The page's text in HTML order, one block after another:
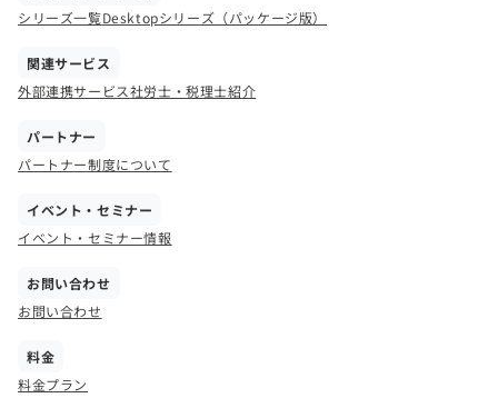
シリーズ一覧Desktopシリーズ（パッケージ版）
関連サービス
外部連携サービス社労士・税理士紹介
パートナー
パートナー制度について
イベント・セミナー
イベント・セミナー情報
お問い合わせ
お問い合わせ
料金
料金プラン